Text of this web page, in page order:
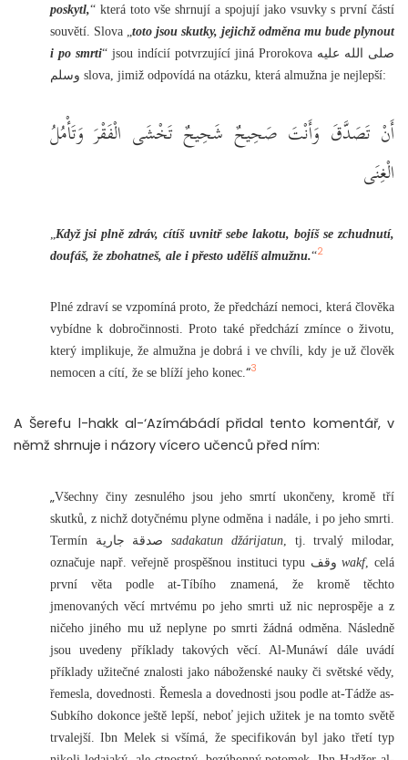
poskytl,“ která toto vše shrnují a spojují jako vsuvky s první částí
souvětí. Slova „ toto jsou skutky, jejichž odměna mu bude plynout
i po smrti“ jsou indícií potvrzující jiná Prorokova صلى الله عليه
وسلم slova, jimiž odpovídá na otázku, která almužna je nejlepší:
أَنْ تَصَدَّقَ وَأَنْتَ صَحِيحٌ شَحِيحٌ تَخْشَى الْفَقْرَ وَتَأْمُلُ
الْغِنَى
Když jsi plně zdráv, cítíš uvnitř sebe lakotu, bojíš se zchudnutí,
doufáš, že zbohatneš, ale i přesto udělíš almužnu.“2
Plné zdraví se vzpomíná proto, že předchází nemoci, která člověka
vybídne k dobročinnosti. Proto také předchází zmínce o životu,
který implikuje, že almužna je dobrá i ve chvíli, kdy je už člověk
nemocen a cítí, že se blíží jeho konec. “3
A Šerefu l-hakk al-‘Azímábádí přidal tento komentář, v
němž shrnuje i názory vícero učenců před ním:
„Všechny činy zesnulého jsou jeho smrtí ukončeny, kromě tří
skutků, z nichž dotyčnému plyne odměna i nadále, i po jeho smrti.
Termín صدقة جاريةsadakatun džárijatun, tj. trvalý milodar,
označuje např. veřejně prospěšnou instituci typu وقفwakf, celá
první věta podle at-Tíbího znamená, že kromě těchto
jmenovaných věcí mrtvému po jeho smrti už nic neprospěje a z
ničeho jiného mu už neplyne po smrti žádná odměna. Následně
jsou uvedeny příklady takových věcí. Al-Munáwí dále uvádí
příklady užitečné znalosti jako náboženské nauky či světské vědy,
řemesla, dovednosti. Řemesla a dovednosti jsou podle at-Tádže as-
Subkího dokonce ještě lepší, neboť jejich užitek je na tomto světě
trvalejší. Ibn Melek si všímá, že specifikován byl jako třetí typ